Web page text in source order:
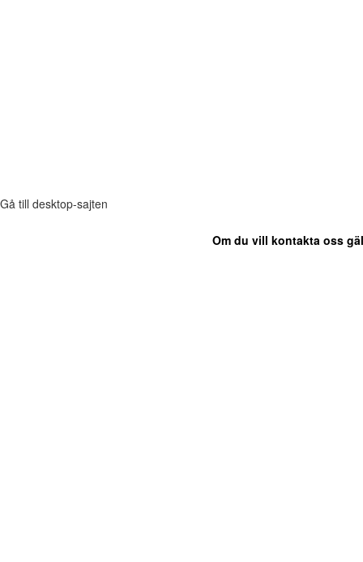
Gå till desktop-sajten
Om du vill kontakta oss